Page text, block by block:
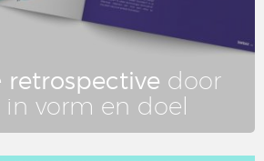
re­tro­spec­ti­ve door
in vorm en doel